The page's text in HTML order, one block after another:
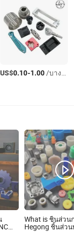
US$0.10-1.00/บางส่วน
What is ชิ้นส่วน
Hegong ชิ้นส่ว